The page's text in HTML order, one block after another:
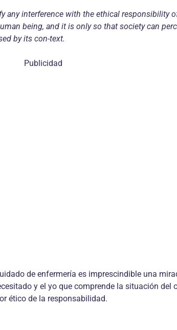
interference with the ethical responsibility
being, and it is only so that society can
by its con-text.
Publicidad
de enfermería es imprescindible una
y el yo que comprende la situación
ético de la responsabilidad.